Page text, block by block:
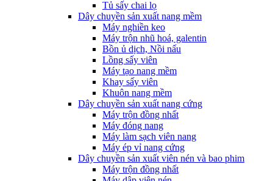
Tủ sấy chai lọ
Dây chuyền sản xuất nang mềm
Máy nghiền keo
Máy trộn nhũ hoá, galentin
Bồn ủ dịch, Nồi nấu
Lồng sấy viên
Máy tạo nang mềm
Khay sấy viên
Khuôn nang mềm
Dây chuyền sản xuất nang cứng
Máy trộn đồng nhất
Máy đóng nang
Máy làm sạch viên nang
Máy ép vỉ nang cứng
Dây chuyền sản xuất viên nén và bao phim
Máy trộn đồng nhất